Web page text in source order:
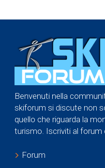
Benvenuti nella
skiforum si discute non
quello che riguarda la
turismo. Iscriviti al forum
Forum